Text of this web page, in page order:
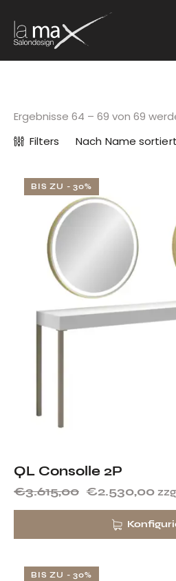
Ergebnisse 64 – 69 von 69
Filters
BIS ZU - 30%
QL Consolle 2P
€3.615,00 €2.530,00
BIS ZU - 30%